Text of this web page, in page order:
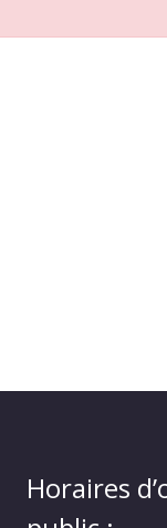
Horaires